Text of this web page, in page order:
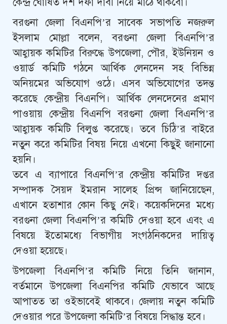
বরগুনা জেলা বিএনপি’র সাবেক সভাপতি নজরুল
ইসলাম মোল্লা বলেন, বরগুনা জেলা বিএনপি’র
আহ্বায়ক কমিটির বিরুদ্ধে উপজেলা, পৌর, ইউনিয়ন ও
ওয়ার্ড কমিটি গঠনে আর্থিক লেনদেন সহ বিভিন্ন
অনিয়মের অভিযোগ ওঠে। এসব অভিযোগের তদন্ত
করেছে কেন্দ্রীয় বিএনপি। আর্থিক লেনদেনের প্রমাণ
পাওয়ায় কেন্দ্রীয় বিএনপি বরগুনা জেলা বিএনপি’র
আহ্বায়ক কমিটি বিলুপ্ত করেছে। তবে চিঠি’র বাইরে
নতুন করে কমিটির বিষয় নিয়ে এখনো কিছুই জানানো
হয়নি।
তবে এ ব্যাপারে বিএনপি’র কেন্দ্রীয় কমিটির দপ্তর
সম্পাদক সৈয়দ ইমরান সালেহ প্রিন্স জানিয়েছেন,
এখানে হতাশার কোন কিছু নেই। কয়েকদিনের মধ্যে
বরগুনা জেলা বিএনপি’র কমিটি দেওয়া হবে এবং এ
বিষয়ে ইতোমধ্যে বিভাগীয় সংগঠনিকদের দায়িত্ব
দেওয়া হয়েছে।
উপজেলা বিএনপি’র কমিটি নিয়ে তিনি জানান,
বর্তমানে উপজেলা বিএনপির কমিটি যেভাবে আছে
আপাতত তা ওইভাবেই থাকবে। জেলায় নতুন কমিটি
দেওয়ার পরে উপজেলা কমিটি’র বিষয়ে সিদ্ধান্ত হবে।